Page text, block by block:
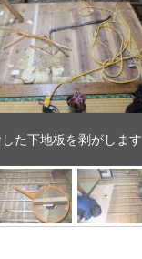
た下地板を剥がします